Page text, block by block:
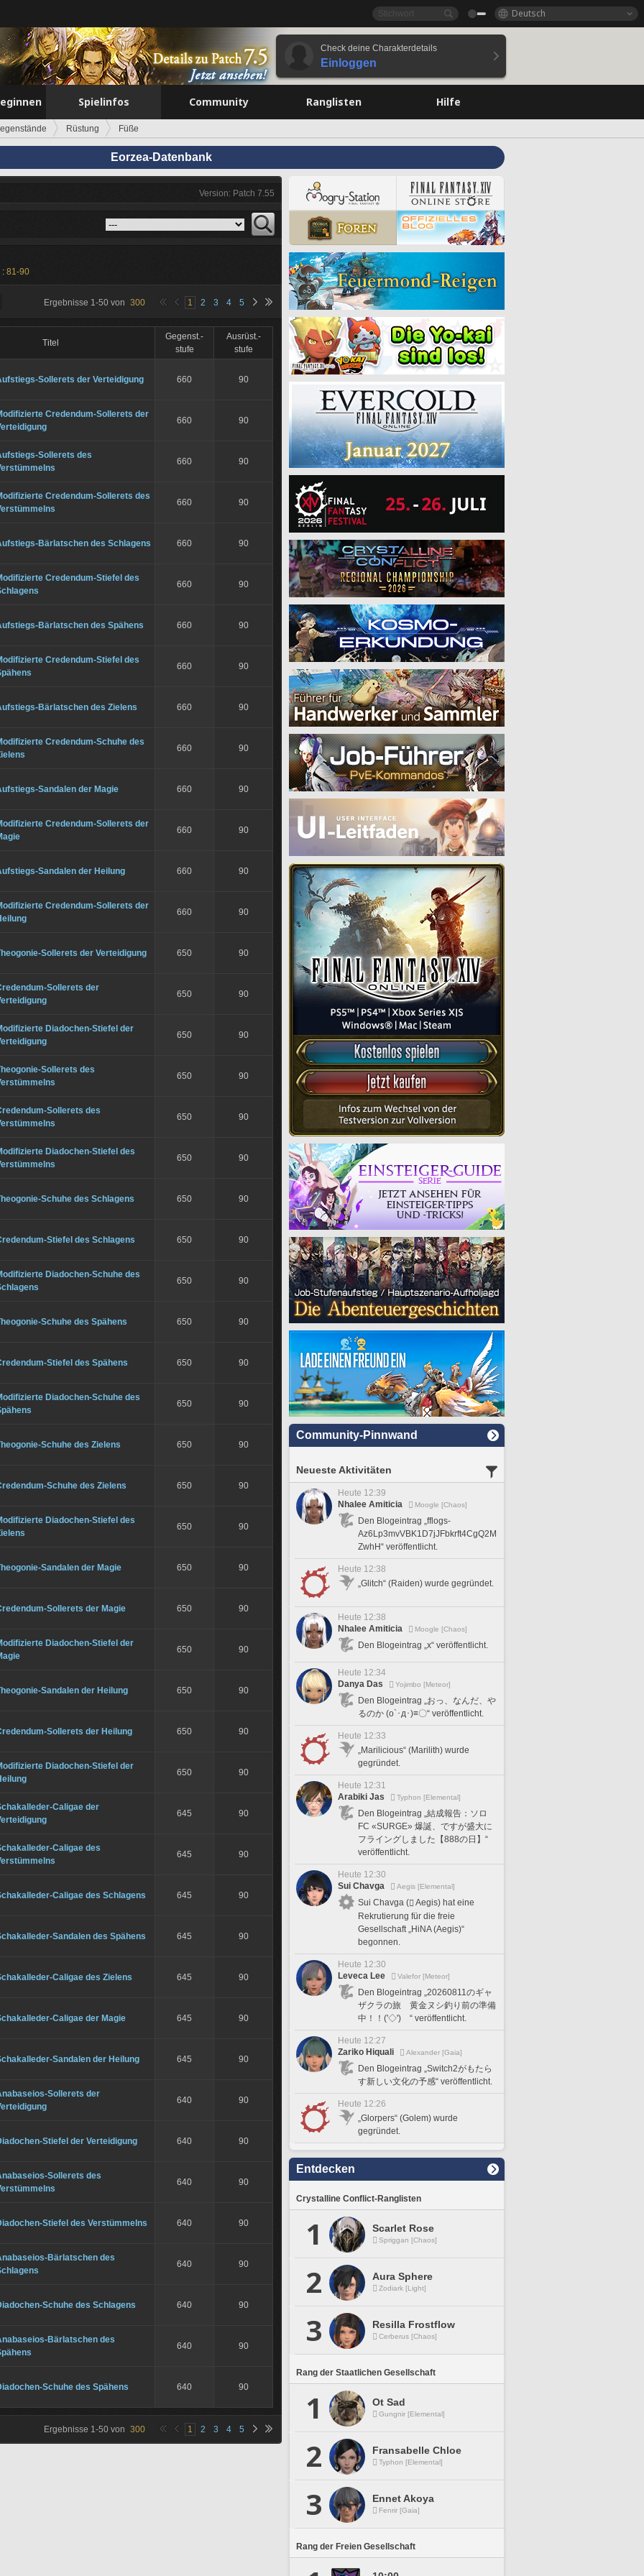
Deutsch
Check deine Charakterdetails
Einloggen
Spielinfos Community Ranglisten Hilfe
Rüstung Füße
Eorzea-Datenbank
Version: Patch 7.55
: 81-90
Ergebnisse 1-50 von 300 1 2 3 4 5
Titel
Gegenst.-
stufe
Ausrüst.-
stufe
Sollerets der Verteidigung 660 90
Credendum-Sollerets der
660 90
Sollerets des
660 90
Credendum-Sollerets des
660 90
Bärlatschen des Schlagens 660 90
Credendum-Stiefel des
660 90
Bärlatschen des Spähens 660 90
Credendum-Stiefel des
660 90
Bärlatschen des Zielens 660 90
Credendum-Schuhe des
660 90
Sandalen der Magie 660 90
Credendum-Sollerets der
660 90
Sandalen der Heilung 660 90
Credendum-Sollerets der
660 90
Sollerets der Verteidigung 650 90
Sollerets der
650 90
Diadochen-Stiefel der
650 90
Sollerets des
650 90
Sollerets des
650 90
Diadochen-Stiefel des
650 90
Schuhe des Schlagens 650 90
Stiefel des Schlagens 650 90
Diadochen-Schuhe des
650 90
Schuhe des Spähens 650 90
Stiefel des Spähens 650 90
Diadochen-Schuhe des
650 90
Schuhe des Zielens 650 90
Schuhe des Zielens 650 90
Diadochen-Stiefel des
650 90
Sandalen der Magie 650 90
Sollerets der Magie 650 90
Diadochen-Stiefel der
650 90
Sandalen der Heilung 650 90
Sollerets der Heilung 650 90
Diadochen-Stiefel der
650 90
Caligae der
645 90
Caligae des
645 90
Caligae des Schlagens 645 90
Sandalen des Spähens 645 90
Caligae des Zielens 645 90
Caligae der Magie 645 90
Sandalen der Heilung 645 90
Sollerets der
640 90
Stiefel der Verteidigung 640 90
Sollerets des
640 90
Stiefel des Verstümmelns 640 90
Bärlatschen des
640 90
Schuhe des Schlagens 640 90
Bärlatschen des
640 90
Schuhe des Spähens 640 90
Ergebnisse 1-50 von 300 1 2 3 4 5
Community-Pinnwand
Neueste Aktivitäten
Heute 12:39
Nhalee Amiticia
Moogle [Chaos]
Den Blogeintrag „fflogs-
Az6Lp3mvVBK1D7jJFbkrft4CgQ2M
ZwhH“ veröffentlicht.
Heute 12:38
„Glitch“ (Raiden) wurde gegründet.
Heute 12:38
Nhalee Amiticia
Moogle [Chaos]
Den Blogeintrag „x“ veröffentlicht.
Heute 12:34
Danya Das
Yojimbo [Meteor]
Den Blogeintrag „おっ、なんだ、や
るのか (o`･д･)≡〇“ veröffentlicht.
Heute 12:33
„Marilicious“ (Marilith) wurde
gegründet.
Heute 12:31
Arabiki Jas
Typhon [Elemental]
Den Blogeintrag „結成報告：ソロ
FC «SURGE» 爆誕、ですが盛大に
フライングしました【888の日】“
veröffentlicht.
Heute 12:30
Sui Chavga
Aegis [Elemental]
Sui Chavga (
Aegis) hat eine
Rekrutierung für die freie
Gesellschaft „HiNA (Aegis)“
begonnen.
Heute 12:30
Leveca Lee
Valefor [Meteor]
Den Blogeintrag „20260811のギャ
ザクラの旅 黄金ヌシ釣り前の準備
中！！('◇')ゞ“ veröffentlicht.
Heute 12:27
Zariko Hiquali
Alexander [Gaia]
Den Blogeintrag „Switch2がもたら
す新しい文化の予感“ veröffentlicht.
Heute 12:26
„Glorpers“ (Golem) wurde
gegründet.
Entdecken
Crystalline Conflict-Ranglisten
1 Scarlet Rose
Spriggan [Chaos]
2 Aura Sphere
Zodiark [Light]
3 Resilla Frostflow
Cerberus [Chaos]
Rang der Staatlichen Gesellschaft
1 Ot Sad
Gungnir [Elemental]
2 Fransabelle Chloe
Typhon [Elemental]
3 Ennet Akoya
Fenrir [Gaia]
Rang der Freien Gesellschaft